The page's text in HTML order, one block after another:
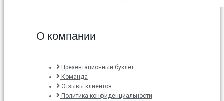
О компании
Презентационный буклет
Команда
Отзывы клиентов
Политика конфиденциальности